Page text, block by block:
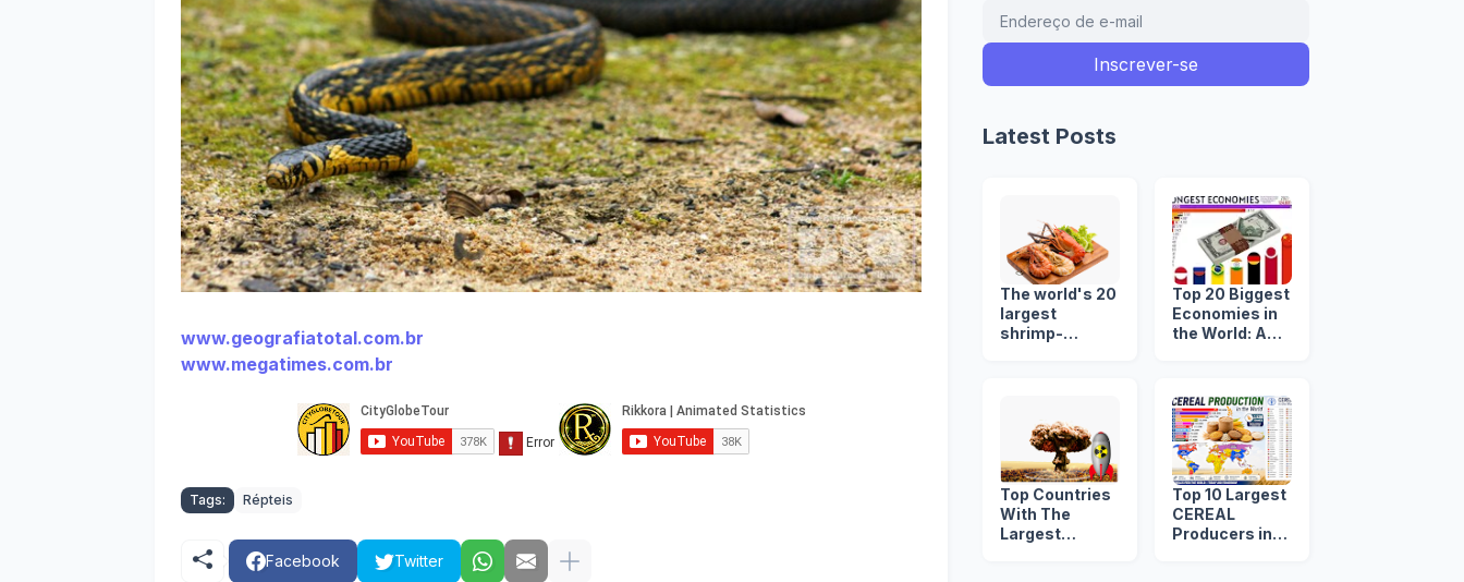
www.geografiatotal.com.br
www.megatimes.com.br
Tags: Répteis
Facebook Twitter
Latest Posts
The world's 20
largest
shrimp-
Top 20 Biggest
Economies in
the World: A
Top Countries
With The
Largest
Top 10 Largest
CEREAL
Producers in